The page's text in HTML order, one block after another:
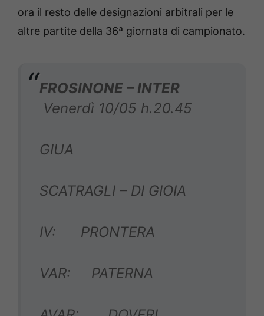
ora il resto delle designazioni arbitrali per le
altre partite della 36ª giornata di campionato.
FROSINONE – INTER
Venerdì 10/05 h.20.45
GIUA
SCATRAGLI – DI GIOIA
IV: PRONTERA
VAR: PATERNA